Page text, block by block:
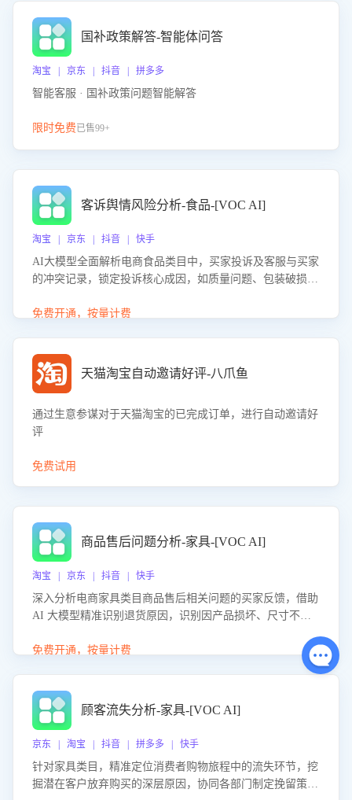
国补政策解答-智能体问答
淘宝 | 京东 | 抖音 | 拼多多
智能客服 · 国补政策问题智能解答
限时免费已售99+
客诉舆情风险分析-食品-[VOC AI]
淘宝 | 京东 | 抖音 | 快手
AI大模型全面解析电商食品类目中，买家投诉及客服与买家
的冲突记录，锁定投诉核心成因，如质量问题、包装破损
置差评防控，提升客户满意度。
免费开通，按量计费
天猫淘宝自动邀请好评-八爪鱼
通过生意参谋对于天猫淘宝的已完成订单，进行自动邀请好
评
免费试用
商品售后问题分析-家具-[VOC AI]
淘宝 | 京东 | 抖音 | 快手
深入分析电商家具类目商品售后相关问题的买家反馈，借助
AI 大模型精准识别退货原因，识别因产品损坏、尺寸不符
力商家优化产品或服务，实现销售额的显著提升。
免费开通，按量计费
顾客流失分析-家具-[VOC AI]
京东 | 淘宝 | 抖音 | 拼多多 | 快手
针对家具类目，精准定位消费者购物旅程中的流失环节，挖
掘潜在客户放弃购买的深层原因，协同各部门制定挽留策